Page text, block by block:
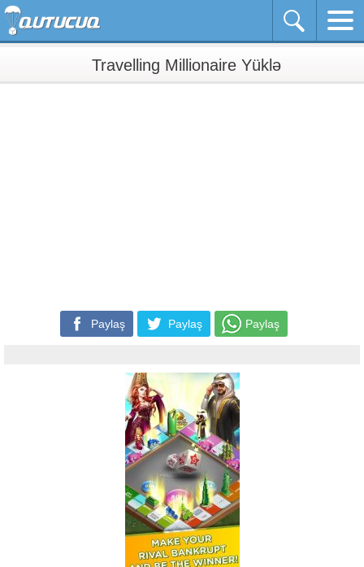
Travelling Millionaire Yüklə
Paylaş Paylaş Paylaş